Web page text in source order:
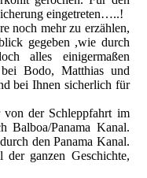
eingetreten…..!
noch mehr zu erzählen,
gegeben ,wie durch
alles einigermaßen
Bodo, Matthias und
bei Ihnen sicherlich für
der Schleppfahrt im
Balboa/Panama Kanal.
den Panama Kanal.
der ganzen Geschichte,